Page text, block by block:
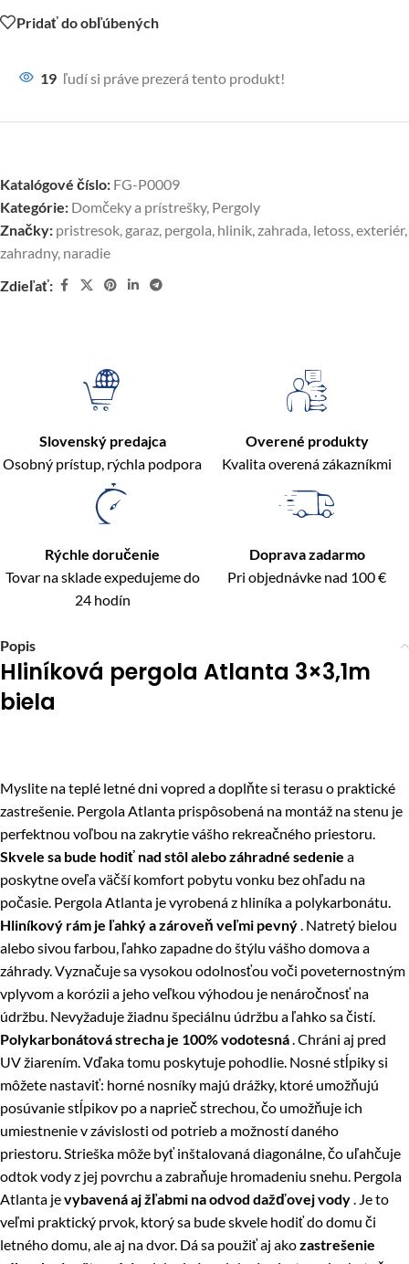
Pridať do obľúbených
19 ľudí si práve prezerá tento produkt!
Katalógové číslo: FG-P0009
Kategórie: Domčeky a prístrešky, Pergoly
Značky: pristresok, garaz, pergola, hlinik,zahrada, letoss,exteriér,
zahradny, naradie
Zdieľať:
Slovenský predajca
Osobný prístup, rýchla podpora
Overené produkty
Kvalita overená zákazníkmi
Rýchle doručenie
Tovar na sklade expedujeme do
24 hodín
Doprava zadarmo
Pri objednávke nad 100 €
Popis
Hliníková pergola Atlanta 3×3,1m
biela
Myslite na teplé letné dni vopred a doplňte si terasu o praktické
zastrešenie. Pergola Atlanta prispôsobená na montáž na stenu je
perfektnou voľbou na zakrytie vášho rekreačného priestoru.
Skvele sa bude hodiť nad stôl alebo záhradné sedenie a
poskytne oveľa väčší komfort pobytu vonku bez ohľadu na
počasie. Pergola Atlanta je vyrobená z hliníka a polykarbonátu.
Hliníkový rám je ľahký a zároveň veľmi pevný. Natretý bielou
alebo sivou farbou, ľahko zapadne do štýlu vášho domova a
záhrady. Vyznačuje sa vysokou odolnosťou voči poveternostným
vplyvom a korózii a jeho veľkou výhodou je nenáročnosť na
údržbu. Nevyžaduje žiadnu špeciálnu údržbu a ľahko sa čistí.
Polykarbonátová strecha je 100% vodotesná. Chráni aj pred
UV žiarením. Vďaka tomu poskytuje pohodlie. Nosné stĺpiky si
môžete nastaviť: horné nosníky majú drážky, ktoré umožňujú
posúvanie stĺpikov po a naprieč strechou, čo umožňuje ich
umiestnenie v závislosti od potrieb a možností daného
priestoru. Strieška môže byť inštalovaná diagonálne, čo uľahčuje
odtok vody z jej povrchu a zabraňuje hromadeniu snehu. Pergola
Atlanta jevybavená aj žľabmi na odvod dažďovej vody. Je to
veľmi praktický prvok, ktorý sa bude skvele hodiť do domu či
letného domu, ale aj na dvor. Dá sa použiť aj akozastrešenie